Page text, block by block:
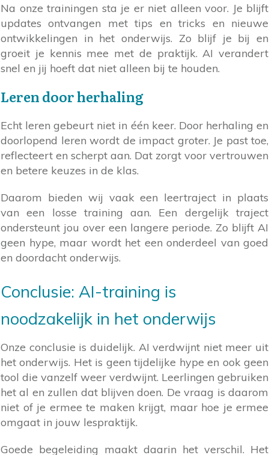
Na onze trainingen sta je er niet alleen voor. Je blijft
updates ontvangen met tips en tricks en nieuwe
ontwikkelingen in het onderwijs. Zo blijf je bij en
groeit je kennis mee met de praktijk. AI verandert
snel en jij hoeft dat niet alleen bij te houden.
Leren door herhaling
Echt leren gebeurt niet in één keer. Door herhaling en
doorlopend leren wordt de impact groter. Je past toe,
reflecteert en scherpt aan. Dat zorgt voor vertrouwen
en betere keuzes in de klas.
Daarom bieden wij vaak een leertraject in plaats
van een losse training aan. Een dergelijk traject
ondersteunt jou over een langere periode. Zo blijft AI
geen hype, maar wordt het een onderdeel van goed
en doordacht onderwijs.
Conclusie: AI-training is
noodzakelijk in het onderwijs
Onze conclusie is duidelijk. AI verdwijnt niet meer uit
het onderwijs. Het is geen tijdelijke hype en ook geen
tool die vanzelf weer verdwijnt. Leerlingen gebruiken
het al en zullen dat blijven doen. De vraag is daarom
niet of je ermee te maken krijgt, maar hoe je ermee
omgaat in jouw lespraktijk.
Goede begeleiding maakt daarin het verschil. Het